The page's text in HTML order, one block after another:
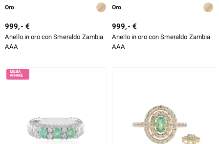
Oro
999,- €
Anello in oro con Smeraldo Zambia
AAA
Oro
999,- €
Anello in oro con Smeraldo Zambia
AAA